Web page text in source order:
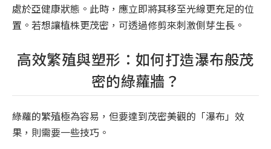
處於亞健康狀態。此時，應立即將其移至光線更充足的位
置。若想讓植株更茂密，可透過修剪來刺激側芽生長。
高效繁殖與塑形：如何打造瀑布般茂
密的綠蘿牆？
綠蘿的繁殖極為容易，但要達到茂密美觀的「瀑布」效
果，則需要一些技巧。